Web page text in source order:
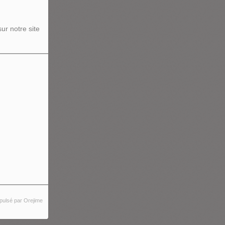
notre site
par Orejime